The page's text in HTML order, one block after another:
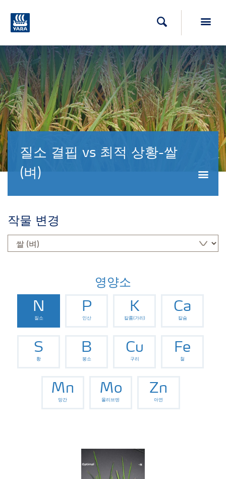
검색
질소 결핍 vs 최적 상황-쌀
(벼)
작물 변경
영양소
N
질소
P
인산
K
칼륨(가리)
Ca
칼슘
S
황
B
붕소
Cu
구리
Fe
철
Mn
망간
Mo
몰리브덴
Zn
아연